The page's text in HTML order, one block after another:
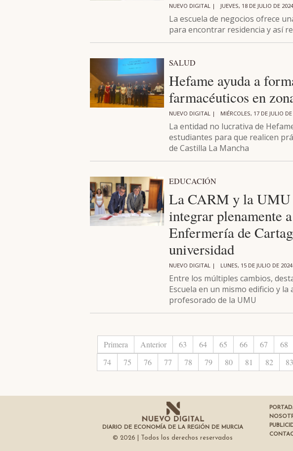
NUEVO DIGITAL | JUEVES, 18 DE JULIO DE 2024
La escuela de negocios ofrece
para encontrar residencia y así
SALUD
Hefame ayuda a
farmacéuticos en
NUEVO DIGITAL | MIÉRCOLES, 17 DE JULIO
La entidad no lucrativa de
estudiantes para que realicen
de Castilla La Mancha
EDUCACIÓN
La CARM y la
integrar plenamente
Enfermería de
universidad
NUEVO DIGITAL | LUNES, 15 DE JULIO DE 2024
Entre los múltiples cambios,
Escuela en un mismo edificio y la
profesorado de la UMU
Primera Anterior 63 64 65 66 67 68
74
75 76 77 78 79 80 81 82 83
DIARIO DE ECONOMÍA DE LA REGIÓN DE MURCIA
© 2026 | Todos los derechos reservados